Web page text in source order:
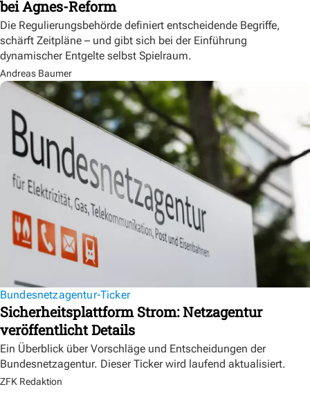
bei Agnes-Reform
Die Regulierungsbehörde definiert entscheidende Begriffe,
schärft Zeitpläne – und gibt sich bei der Einführung
dynamischer Entgelte selbst Spielraum.
Andreas Baumer
Bundesnetzagentur-Ticker
Sicherheitsplattform Strom: Netzagentur
veröffentlicht Details
Ein Überblick über Vorschläge und Entscheidungen der
Bundesnetzagentur. Dieser Ticker wird laufend aktualisiert.
ZFK Redaktion